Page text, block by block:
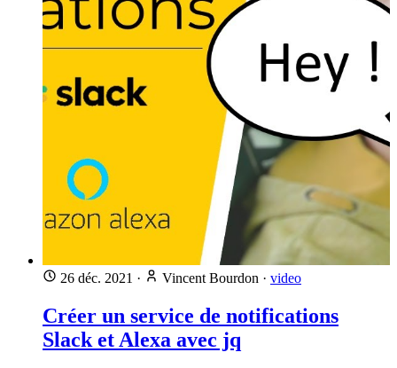
26 déc. 2021 · Vincent Bourdon · video
Créer un service de notifications
Slack et Alexa avec jq